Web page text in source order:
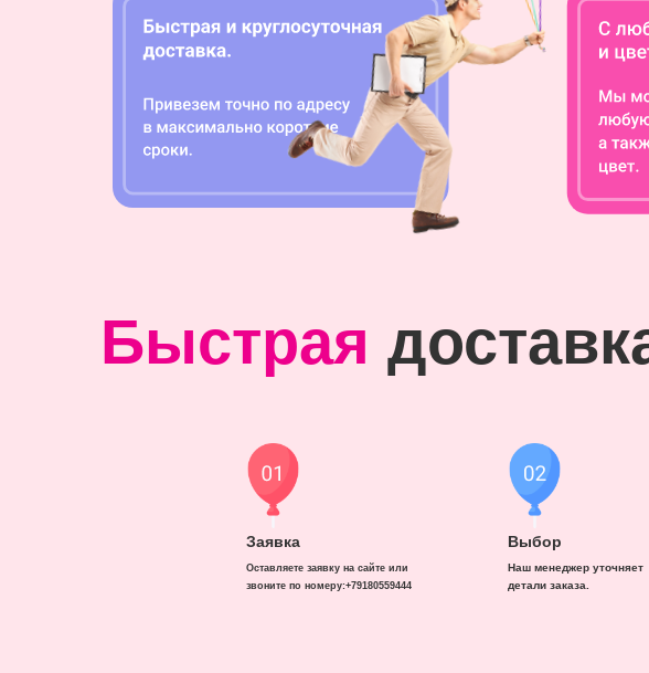
Быстрая
Заявка
Оставляете заявку на сайте или
звоните по номеру:+79180559444
Выбор
Наш менеджер уточняет
детали заказа.